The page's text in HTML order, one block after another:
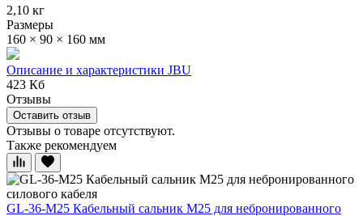
2,10 кг
Размеры
160 × 90 × 160 мм
Описание и характеристики JBU
423 Кб
Отзывы
Оставить отзыв
Отзывы о товаре отсутствуют.
Также рекомендуем
GL-36-M25 Кабельный сальник М25 для небронированного